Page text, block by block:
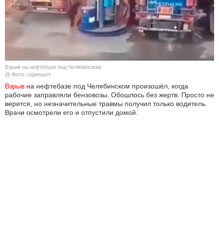
КУЛЬТУРА
НАУКА
СПОРТ
АВТО И МОТО
ЭГОИЗМ
Взрыв на нефтебазе под Челябинском
@ Фото: скриншот
Взрыв на нефтебазе под Челябинском произошёл, когда
рабочие заправляли бензовозы. Обошлось без жертв. Просто не
верится, но незначительные травмы получил только водитель.
Врачи осмотрели его и отпустили домой.